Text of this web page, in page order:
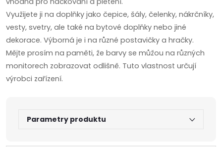
Využijete ji na doplňky jako čepice, šály, čelenky, nákrčníky,
vesty, svetry, ale také na bytové doplňky nebo jiné
dekorace. Výborná je i na různé postavičky a hračky.
Mějte prosím na paměti, že barvy se můžou na různých
monitorech zobrazovat odlišně. Tuto vlastnost určují
výrobci zařízení.
Parametry produktu